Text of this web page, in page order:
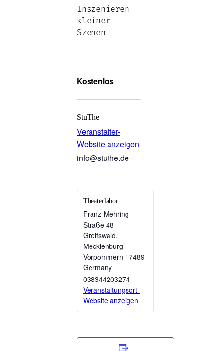
Inszenieren
kleiner
Szenen
Kostenlos
StuThe
Veranstalter-
Website anzeigen
info@stuthe.de
Theaterlabor
Franz-Mehring-
Straße 48
Greifswald,
Mecklenburg-
Vorpommern 17489
Germany
038344203274
Veranstaltungsort-
Website anzeigen